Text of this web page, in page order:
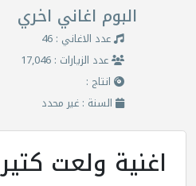
البوم اغاني اخري
عدد الاغاني : 46
عدد الزيارات : 17,046
انتاج :
السنة : غير محدد
اغنية ولعت كتير